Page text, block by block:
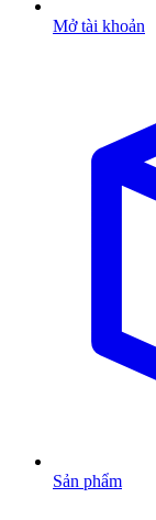
Mở tài khoản
Sản phẩm